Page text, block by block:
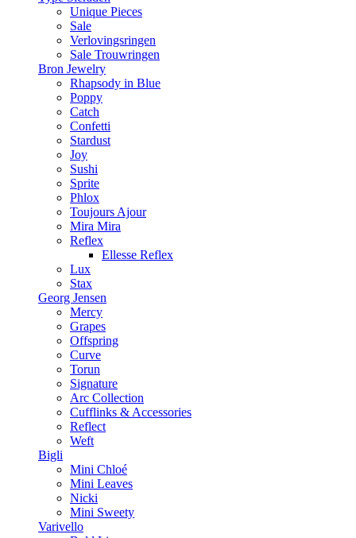
Unique Pieces
Sale
Verlovingsringen
Sale Trouwringen
Bron Jewelry
Rhapsody in Blue
Poppy
Catch
Confetti
Stardust
Joy
Sushi
Sprite
Phlox
Toujours Ajour
Mira Mira
Reflex
Ellesse Reflex
Lux
Stax
Georg Jensen
Mercy
Grapes
Offspring
Curve
Torun
Signature
Arc Collection
Cufflinks & Accessories
Reflect
Weft
Bigli
Mini Chloé
Mini Leaves
Nicki
Mini Sweety
Varivello